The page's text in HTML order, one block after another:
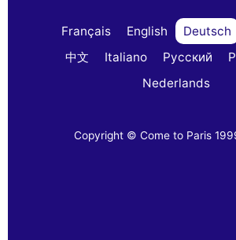
Français English Deutsch
中文
Italiano Русский
Nederlands
Copyright © Come to Paris